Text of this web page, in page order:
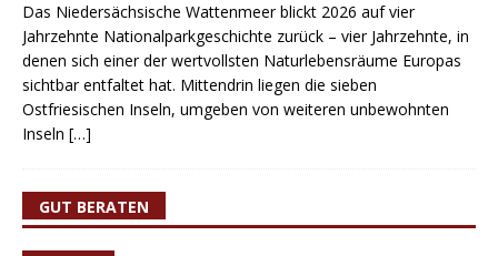
Das Niedersächsische Wattenmeer blickt 2026 auf vier
Jahrzehnte Nationalparkgeschichte zurück – vier Jahrzehnte, in
denen sich einer der wertvollsten Naturlebensräume Europas
sichtbar entfaltet hat. Mittendrin liegen die sieben
Ostfriesischen Inseln, umgeben von weiteren unbewohnten
Inseln […]
GUT BERATEN